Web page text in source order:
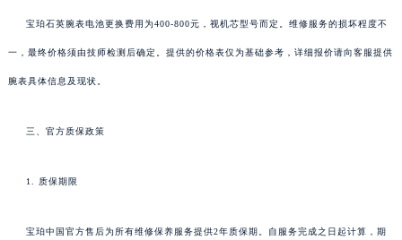
宝珀石英腕表电池更换费用为400-800元，视机芯型号而定。维修服务的损坏程度不
一，最终价格须由技师检测后确定。提供的价格表仅为基础参考，详细报价请向客服提供
腕表具体信息及现状。
三、官方质保政策
1. 质保期限
宝珀中国官方售后为所有维修保养服务提供2年质保期。自服务完成之日起计算，期